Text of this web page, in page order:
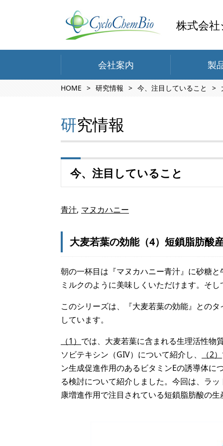
株式会
会社案内 製
HOME 研究情報 今、注目していること
研究情報
今、注目していること
青汁 マヌカハニー
大麦若葉の効能（4）短鎖脂肪酸
朝の一杯目は『マヌカハニー青汁』に砂糖
ミルクのように美味しくいただけます。そ
このシリーズは、『大麦若葉の効能』との
しています。
（1） では、大麦若葉に含まれる生理活性物
ソビテキシン（GIV）について紹介し、
（2）
ン生成促進作用のあるビタミンEの誘導体に
る検討について紹介しました。今回は、ラ
康増進作用で注目されている短鎖脂肪酸の